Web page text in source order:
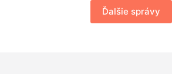
Ďalšie správy